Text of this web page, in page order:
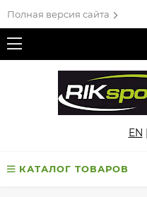
Полная версия сайта
EN |
КАТАЛОГ ТОВАРОВ